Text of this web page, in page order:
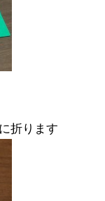
折ります